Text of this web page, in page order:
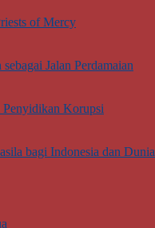
of Mercy
Jalan Perdamaian
Korupsi
bagi Indonesia dan Dunia